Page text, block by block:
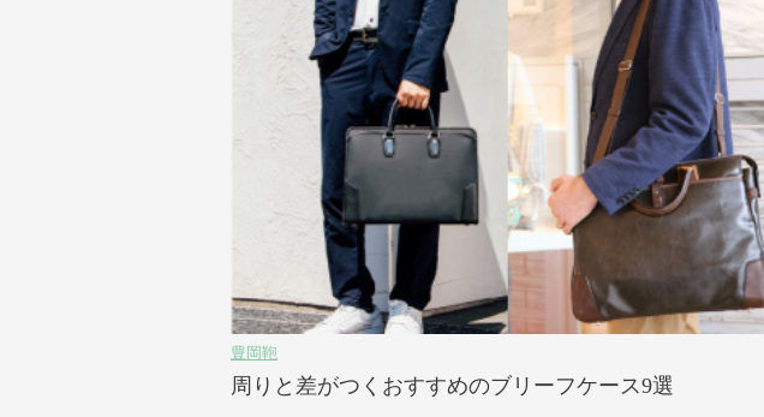
豊岡鞄
周りと差がつくおすすめのブリーフケース9選